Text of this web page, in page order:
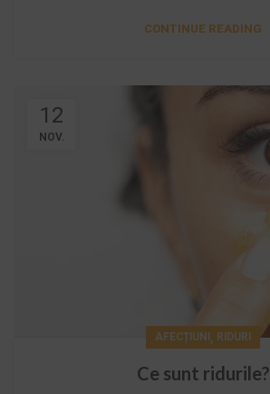
CONTINUE READING
12
NOV.
AFECȚIUNI, RIDURI
Ce sunt ridurile?